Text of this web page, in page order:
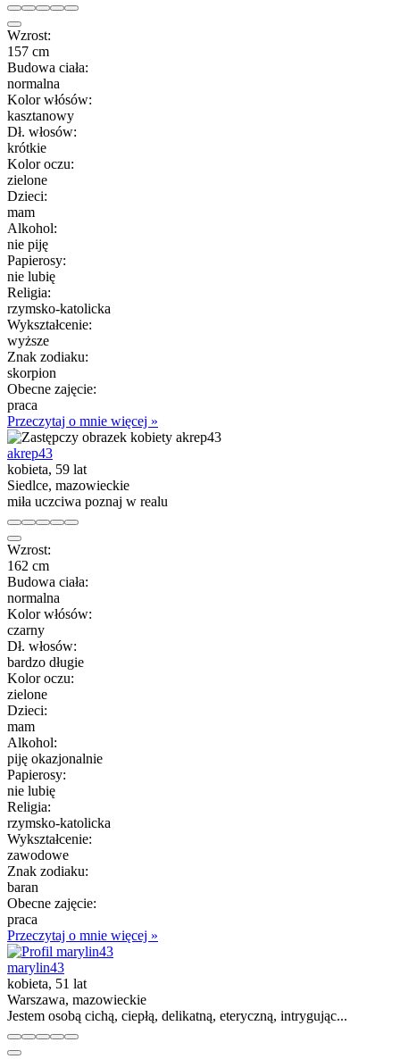
Wzrost:
157 cm
Budowa ciała:
normalna
Kolor włósów:
kasztanowy
Dł. włosów:
krótkie
Kolor oczu:
zielone
Dzieci:
mam
Alkohol:
nie piję
Papierosy:
nie lubię
Religia:
rzymsko-katolicka
Wykształcenie:
wyższe
Znak zodiaku:
skorpion
Obecne zajęcie:
praca
Przeczytaj o mnie więcej »
akrep43
kobieta, 59 lat
Siedlce, mazowieckie
miła uczciwa poznaj w realu
Wzrost:
162 cm
Budowa ciała:
normalna
Kolor włósów:
czarny
Dł. włosów:
bardzo długie
Kolor oczu:
zielone
Dzieci:
mam
Alkohol:
piję okazjonalnie
Papierosy:
nie lubię
Religia:
rzymsko-katolicka
Wykształcenie:
zawodowe
Znak zodiaku:
baran
Obecne zajęcie:
praca
Przeczytaj o mnie więcej »
marylin43
kobieta, 51 lat
Warszawa, mazowieckie
Jestem osobą cichą, ciepłą, delikatną, eteryczną, intrygując...